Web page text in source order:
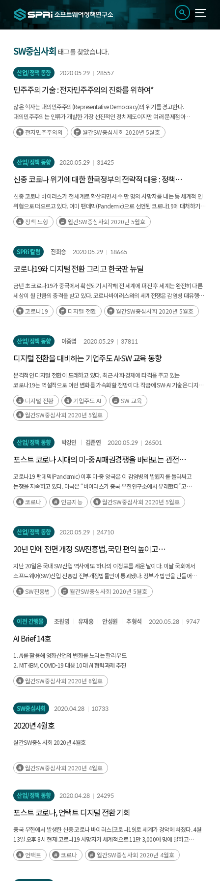
SW중심사회 태그를 찾았습니다.
산업/정책 동향 2020.05.29 28557
민주주의 기술 : 전자민주주의의 진화를 위하여*
많은 학자는 대의민주주의(Representative Democracy)의 위기를 경고한다.
대의민주주의는 인류가 개발한 가장 선진적인 정치제도이지만 여러 문제점이
발생하고 있다. 대의민주주의 위기의 원인은 민주적 대표성과 책임성의 약화 때문이다.
이에 전 세계적으로 ICT를(후략)
전자민주주의의 월간SW중심사회 2020년 5월호
산업/정책 동향 2020.05.29 31425
신종 코로나 위기에 대한 한국정부의 전략적 대응 : 정책
모형과 디지털 역량
신종 코로나 바이러스가 전 세계로 확산되면서 수 만 명의 사망자를 내는 등 세계적 인
위협으로 떠오르고 있다. 이미 팬데믹(Pandemic)으로 선언된 코로나19에 대처하기
위해 각 국 정부는 절치부심하고 있는 가운데, 그 와중에서도 한국은 성공적인 대응으
로 눈에 띄는 나라라는 외신의 평가를 받고 있다(후략)
정책 모형 월간SW중심사회 2020년 5월호
SPRi 칼럼 진회승 2020.05.29 18665
코로나19와 디지털 전환 그리고 한국판 뉴딜
금년 초 코로나19가 중국에서 확산되기 시작해 전 세계에 퍼진 후 세계는 완전히 다른
세상이 될 만큼의 충격을 받고 있다. 코로나바이러스와의 세계전쟁은 감염병 대유행
단계인 팬데믹(Pandemic)을 겪고 있고 언제 끝날지, 어떻게 될지 아직 아무도 모르는
상황이다. 이 과정에서 다소(후략)
코로나19 디지털 전환 월간SW중심사회 2020년 5월호
산업/정책 동향 이중엽 2020.05.29 37811
디지털 전환을 대비하는 기업주도 AI·SW 교육 동향
본격적인 디지털 전환이 도래하고 있다. 최근 사회·경제에 타격을 주고 있는
코로나19는 역설적으로 이런 변화를 가속화할 전망이다. 작금에 SW·AI 기술은 디지털
전환의 주역이자 핵심 경쟁우위로 더욱 주목받고 있다. SW·AI 인재가 국가 경쟁력을
좌우할 핵심자원으로 부상하였고(후략)
디지털 전환 기업주도 AI
SW 교육
월간SW중심사회 2020년 5월호
산업/정책 동향 박강민 김준연 2020.05.29 26501
포스트 코로나 시대의 미-중 AI패권경쟁을 바라보는 관전
포인트
코로나19 팬데믹(Pandemic) 이후 미-중 양국은 이 감염병의 발원지를 둘러싸고
논쟁을 지속하고 있다. 미국은 “바이러스가 중국 우한연구소에서 유래했다”고
주장하는 데 대해 중국은 강력 반발하는 모습이다. 미국은 자국 주재 중국 기자의 취재
비자를 90일로 제한하는 반면(후략)
코로나 인공지능 월간SW중심사회 2020년 5월호
산업/정책 동향 2020.05.29 24710
20년 만에 전면 개정 SW진흥법, 국민 편익 높이고
국가경쟁력도 ‘업’
지난 20일은 국내 SW산업 역사에 또 하나의 이정표를 세운 날이다. 이날 국회에서
소프트웨어(SW)산업 진흥법 전부개정법률안이 통과됐다. 정부가 법안을 만들어
2018년 11월 국회에 넘긴 지 1년 반 만에 이뤄진 개가다. 현재의 SW산업진흥법을
20년 만에 전면 개정한 새 법안이 통과된 것이다. (후략)
SW진흥법 월간SW중심사회 2020년 5월호
이전 간행물 조원영 유재흥 안성원 추형석 2020.05.28 9747
AI Brief 14호
1. AI를 활용해 영화산업의 변화를 노리는 할리우드
2. MIT·IBM, COVID-19 대응 10대 AI 협력과제 추진
3. NVIDIA, AI 인프라를 위한 차세대 GPU 아키텍처 공개
4. Facebook, 혐오 표현(Hate Speech) 탐지 AI 성능 강화
월간SW중심사회 2020년 6월호
SW중심사회 2020.04.28 10733
2020년 4월호
월간SW중심사회 2020년 4월호
월간SW중심사회 2020년 4월호
산업/정책 동향 2020.04.28 24295
포스트 코로나, 언택트 디지털 전환 기회
중국 우한에서 발생한 신종 코로나 바이러스(코로나19)로 세계가 경악에 빠졌다. 4월
13일 오후 8시 현재 코로나19 사망자가 세계적으로 11만 3,000여 명에 달하고
확진자가 18만 명에 육박했다. 처음 중국에서 발생할때만 해도 ‘블랙 스완(Black
Swan, 어쩌다 한번 일어나는 큰 사건)’인줄 알았는데(후략)
언택트 코로나 월간SW중심사회 2020년 4월호